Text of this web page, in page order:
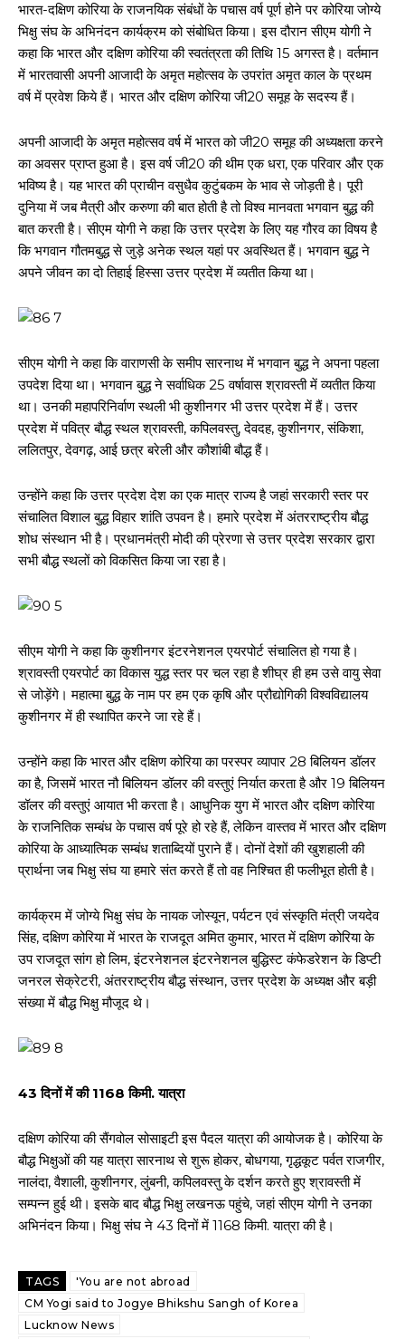
भारत-दक्षिण कोरिया के राजनयिक संबंधों के पचास वर्ष पूर्ण होने पर कोरिया जोग्ये
भिक्षु संघ के अभिनंदन कार्यक्रम को संबोधित किया। इस दौरान सीएम योगी ने
कहा कि भारत और दक्षिण कोरिया की स्वतंत्रता की तिथि 15 अगस्त है। वर्तमान
में भारतवासी अपनी आजादी के अमृत महोत्सव के उपरांत अमृत काल के प्रथम
वर्ष में प्रवेश किये हैं। भारत और दक्षिण कोरिया जी20 समूह के सदस्य हैं।
अपनी आजादी के अमृत महोत्सव वर्ष में भारत को जी20 समूह की अध्यक्षता करने
का अवसर प्राप्त हुआ है। इस वर्ष जी20 की थीम एक धरा, एक परिवार और एक
भविष्य है। यह भारत की प्राचीन वसुधैव कुटुंबकम के भाव से जोड़ती है। पूरी
दुनिया में जब मैत्री और करुणा की बात होती है तो विश्व मानवता भगवान बुद्ध की
बात करती है। सीएम योगी ने कहा कि उत्तर प्रदेश के लिए यह गौरव का विषय है
कि भगवान गौतमबुद्ध से जुड़े अनेक स्थल यहां पर अवस्थित हैं। भगवान बुद्ध ने
अपने जीवन का दो तिहाई हिस्सा उत्तर प्रदेश में व्यतीत किया था।
सीएम योगी ने कहा कि वाराणसी के समीप सारनाथ में भगवान बुद्ध ने अपना पहला
उपदेश दिया था। भगवान बुद्ध ने सर्वाधिक 25 वर्षावास श्रावस्ती में व्यतीत किया
था। उनकी महापरिनिर्वाण स्थली भी कुशीनगर भी उत्तर प्रदेश में हैं। उत्तर
प्रदेश में पवित्र बौद्ध स्थल श्रावस्ती, कपिलवस्तु, देवदह, कुशीनगर, संकिशा,
ललितपुर, देवगढ़, आई छत्र बरेली और कौशांबी बौद्ध हैं।
उन्होंने कहा कि उत्तर प्रदेश देश का एक मात्र राज्य है जहां सरकारी स्तर पर
संचालित विशाल बुद्ध विहार शांति उपवन है। हमारे प्रदेश में अंतरराष्ट्रीय बौद्ध
शोध संस्थान भी है। प्रधानमंत्री मोदी की प्रेरणा से उत्तर प्रदेश सरकार द्वारा
सभी बौद्ध स्थलों को विकसित किया जा रहा है।
सीएम योगी ने कहा कि कुशीनगर इंटरनेशनल एयरपोर्ट संचालित हो गया है।
श्रावस्ती एयरपोर्ट का विकास युद्ध स्तर पर चल रहा है शीघ्र ही हम उसे वायु सेवा
से जोड़ेंगे। महात्मा बुद्ध के नाम पर हम एक कृषि और प्रौद्योगिकी विश्वविद्यालय
कुशीनगर में ही स्थापित करने जा रहे हैं।
उन्होंने कहा कि भारत और दक्षिण कोरिया का परस्पर व्यापार 28 बिलियन डॉलर
का है, जिसमें भारत नौ बिलियन डॉलर की वस्तुएं निर्यात करता है और 19 बिलियन
डॉलर की वस्तुएं आयात भी करता है। आधुनिक युग में भारत और दक्षिण कोरिया
के राजनितिक सम्बंध के पचास वर्ष पूरे हो रहे हैं, लेकिन वास्तव में भारत और दक्षिण
कोरिया के आध्यात्मिक सम्बंध शताब्दियों पुराने हैं। दोनों देशों की खुशहाली की
प्रार्थना जब भिक्षु संघ या हमारे संत करते हैं तो वह निश्चित ही फलीभूत होती है।
कार्यक्रम में जोग्ये भिक्षु संघ के नायक जोस्यून, पर्यटन एवं संस्कृति मंत्री जयदेव
सिंह, दक्षिण कोरिया में भारत के राजदूत अमित कुमार, भारत में दक्षिण कोरिया के
उप राजदूत सांग हो लिम, इंटरनेशनल इंटरनेशनल बुद्धिस्ट कंफेडरेशन के डिप्टी
जनरल सेक्रेटरी, अंतरराष्ट्रीय बौद्ध संस्थान, उत्तर प्रदेश के अध्यक्ष और बड़ी
संख्या में बौद्ध भिक्षु मौजूद थे।
43 दिनों में की 1168 किमी. यात्रा
दक्षिण कोरिया की सैंगवोल सोसाइटी इस पैदल यात्रा की आयोजक है। कोरिया के
बौद्ध भिक्षुओं की यह यात्रा सारनाथ से शुरू होकर, बोधगया, गृद्धकूट पर्वत राजगीर,
नालंदा, वैशाली, कुशीनगर, लुंबनी, कपिलवस्तु के दर्शन करते हुए श्रावस्ती में
सम्पन्न हुई थी। इसके बाद बौद्ध भिक्षु लखनऊ पहुंचे, जहां सीएम योगी ने उनका
अभिनंदन किया। भिक्षु संघ ने 43 दिनों में 1168 किमी. यात्रा की है।
TAGS
'You are not abroad
CM Yogi said to Jogye Bhikshu Sangh of Korea
Lucknow News